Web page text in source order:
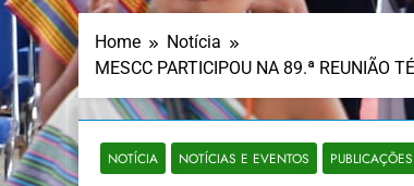
Home
Notícia
MESCC PARTICIPOU NA 89.ª REUNIÃO
NOTÍCIA NOTÍCIAS E EVENTOS PUBLICAÇÕES